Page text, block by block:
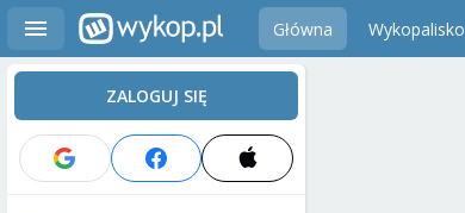
Główna Wykopalisko
ZALOGUJ SIĘ